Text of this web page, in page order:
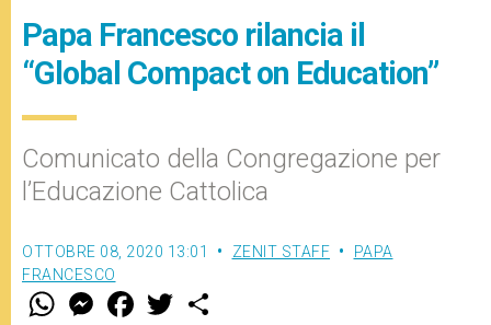
Papa Francesco rilancia il
“Global Compact on Education”
Comunicato della Congregazione per
l’Educazione Cattolica
OTTOBRE 08, 2020 13:01 ZENIT STAFF
PAPA
FRANCESCO
W M
e
F
a w